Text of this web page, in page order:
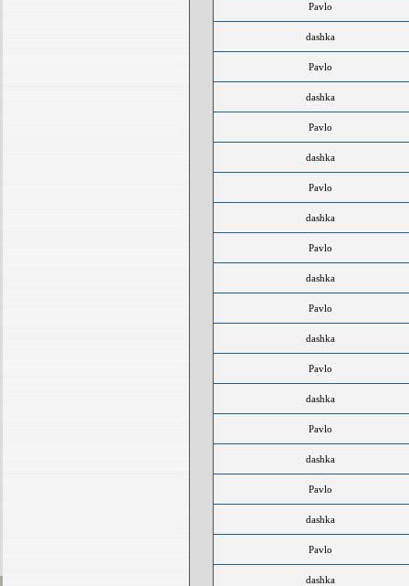
Pavlo
dashka
Pavlo
dashka
Pavlo
dashka
Pavlo
dashka
Pavlo
dashka
Pavlo
dashka
Pavlo
dashka
Pavlo
dashka
Pavlo
dashka
Pavlo
dashka